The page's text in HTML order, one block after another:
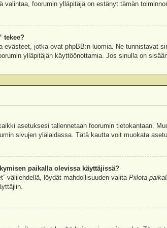
valintaa, foorumin ylläpitäjä on estänyt tämän
tekee?
evästeet, jotka ovat phpBB:n luomia. Ne
ylläpitäjän käyttöönottamia. Jos sinulla on
asetuksesi tallennetaan foorumin tietokantaan.
sivujen ylälaidassa. Tätä kautta voit muokata
paikalla olevissa käyttäjissä?
välilehdellä, löydät mahdollisuuden valita Piilota